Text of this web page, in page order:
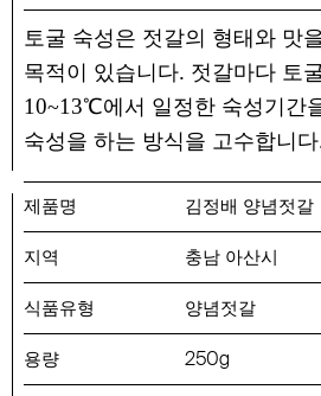
토굴 숙성은 젓갈의 형태와 맛
목적이 있습니다. 젓갈마다 토
10~13℃에서 일정한 숙성기간
숙성을 하는 방식을 고수합니다
김정배 양념젓갈
충남 아산시
양념젓갈
250g